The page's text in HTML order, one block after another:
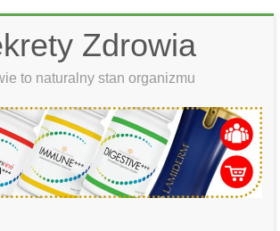
Zdrowia
to naturalny stan organizmu